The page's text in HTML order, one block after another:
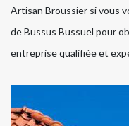
Artisan Broussier si vous
de Bussus Bussuel pour
entreprise qualifiée et